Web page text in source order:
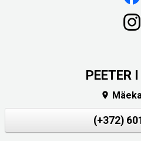
PEETER

(+372)